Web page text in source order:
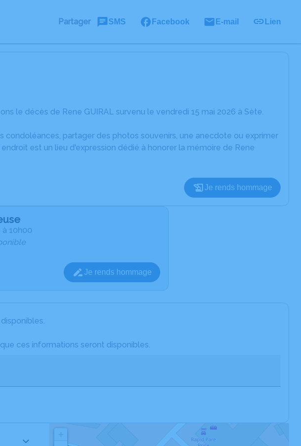
Partager SMS Facebook E-mail Lien
le décès de Rene GUIRAL survenu le vendredi 15 mai 2026 à Sète.
condoléances, partager des photos souvenirs, une anecdote ou exprimer
est un lieu d'expression dédié à honorer la mémoire de Rene
Je rends hommage
à 10h00
Je rends hommage
ces informations seront disponibles.